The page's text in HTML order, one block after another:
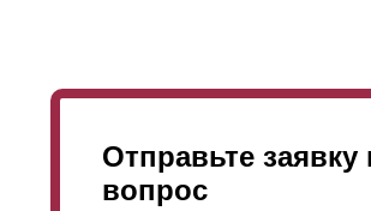
Отправьте заявку
вопрос